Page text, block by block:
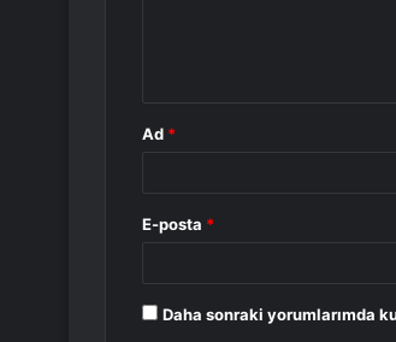
Ad *
E-posta *
Daha sonraki yorumlarımda